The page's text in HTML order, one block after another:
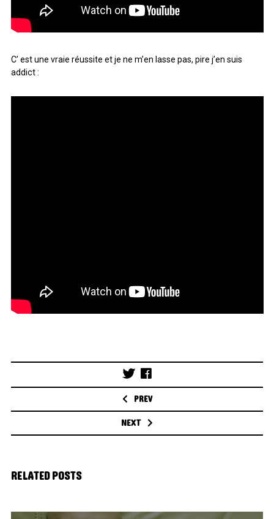
C’ est une vraie réussite et je ne m’en lasse pas, pire j’en suis
addict :
Post
navigation
PREV
NEXT
RELATED POSTS